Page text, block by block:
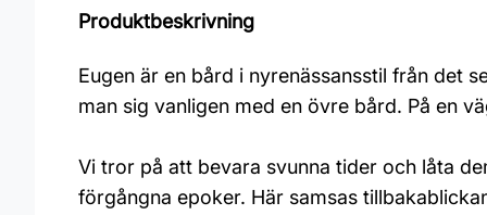
Produktbeskrivning
Eugen är en bård i nyrenässansstil från det
man sig vanligen med en övre bård. På en
Vi tror på att bevara svunna tider och låta
förgångna epoker. Här samsas